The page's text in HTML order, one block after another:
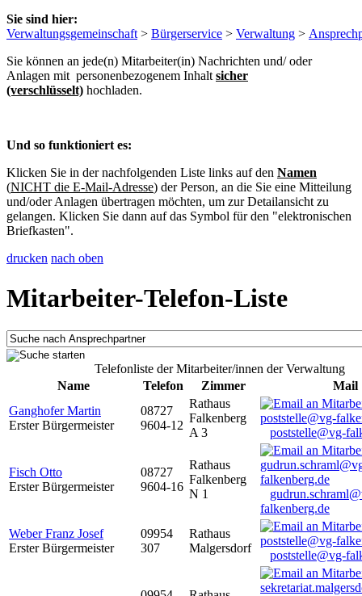
Sie sind hier:
Verwaltungsgemeinschaft > Bürgerservice > Verwaltung >
Sie können an jede(n) Mitarbeiter(in) Nachrichten und/ oder
Anlagen mit personenbezogenem Inhalt sicher
(verschlüsselt) hochladen.
Und so funktioniert es:
Klicken Sie in der nachfolgenden Liste links auf den Namen
(NICHT die E-Mail-Adresse) der Person, an die Sie eine Mitteilung
und/oder Anlagen übertragen möchten, um zur Detailansicht zu
gelangen. Klicken Sie dann auf das Symbol für den "elektronischen
Briefkasten".
drucken nach oben
Mitarbeiter-Telefon-Liste
Telefonliste der Mitarbeiter/innen der Verwaltung
Name
Telefon Zimmer
Mail
Ganghofer Martin
Erster Bürgermeister
08727
9604-12
Rathaus
Falkenberg
A 3
poststelle@vg-
Fisch Otto
Erster Bürgermeister
08727
9604-16
Rathaus
Falkenberg
N 1
falkenberg.de
Weber Franz Josef
Erster Bürgermeister
09954
307
Rathaus
Malgersdorf
poststelle@vg-